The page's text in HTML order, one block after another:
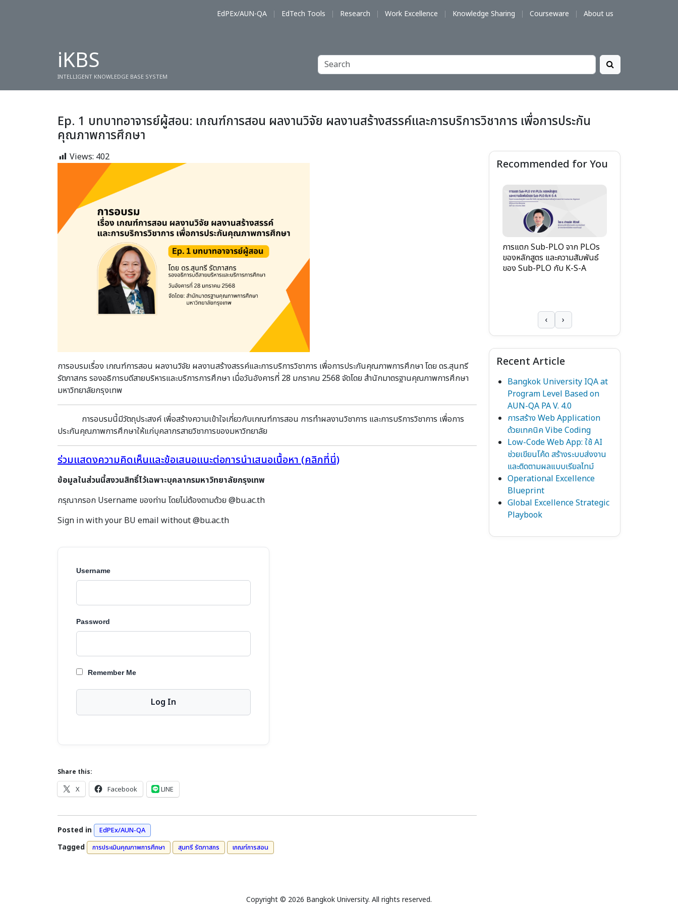
EdPEx/AUN-QA EdTech Tools Research Work Excellence Knowledge Sharing Courseware About us
iKBS
INTELLIGENT KNOWLEDGE BASE SYSTEM
Ep. 1 บทบาทอาจารย์ผู้สอน: เกณฑ์การสอน ผลงานวิจัย ผลงานสร้างสรรค์และการบริการวิชาการ เพื่อการประกัน
คุณภาพการศึกษา
Views: 402
การอบรมเรื่อง เกณฑ์การสอน ผลงานวิจัย ผลงานสร้างสรรค์และการบริการวิชาการ เพื่อการประกันคุณภาพการศึกษา โดย ดร.สุนทรี
รัตภาสกร รองอธิการบดีสายบริหารและบริการการศึกษา เมื่อวันอังคารที่ 28 มกราคม 2568 จัดโดย สำนักมาตรฐานคุณภาพการศึกษา
มหาวิทยาลัยกรุงเทพ
การอบรมนี้มีวัตถุประสงค์ เพื่อสร้างความเข้าใจเกี่ยวกับเกณฑ์การสอน การทำผลงานวิชาการ และการบริการวิชาการ เพื่อการ
ประกันคุณภาพการศึกษาให้แก่บุคลากรสายวิชาการของมหาวิทยาลัย
ร่วมแสดงความคิดเห็นและข้อเสนอแนะต่อการนำเสนอเนื้อหา (คลิกที่นี่)
ข้อมูลในส่วนนี้สงวนสิทธิ์ไว้เฉพาะบุคลากรมหาวิทยาลัยกรุงเทพ
กรุณากรอก Username ของท่าน โดยไม่ต้องตามด้วย @bu.ac.th
Sign in with your BU email without @bu.ac.th
Username
Password
Remember Me
Share this:
X
Facebook LINE
Posted in EdPEx/AUN-QA
Tagged การประเมินคุณภาพการศึกษา สุนทรี รัตภาสกร เกณฑ์การสอน
Recommended for You
การแตก Sub-PLO จาก PLOs
ของหลักสูตร และความสัมพันธ์
ของ Sub-PLO กับ K-S-A
‹ ›
Recent Article
Bangkok University IQA at
Program Level Based on
AUN-QA PA V. 4.0
การสร้าง Web Application
ด้วยเทคนิค Vibe Coding
Low-Code Web App: ใช้ AI
ช่วยเขียนโค้ด สร้างระบบส่งงาน
และติดตามผลแบบเรียลไทม์
Operational Excellence
Blueprint
Global Excellence Strategic
Playbook
Copyright © 2026 Bangkok University. All rights reserved.